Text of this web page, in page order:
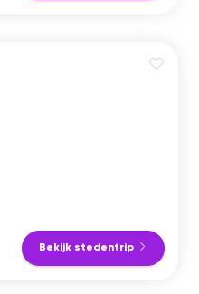
Bekijk stedentrip